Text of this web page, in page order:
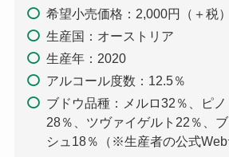
希望小売価格：2,000円（＋税）
生産国：オーストリア
生産年：2020
アルコール度数：12.5％
ブドウ品種：メルロ32％、ピ
28％、ツヴァイゲルト22％、
シュ18％（※生産者の公式Web